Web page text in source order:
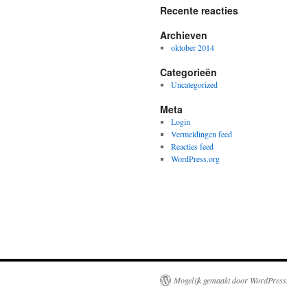
Recente reacties
Archieven
oktober 2014
Categorieën
Uncategorized
Meta
Login
Vermeldingen feed
Reacties feed
WordPress.org
Mogelijk gemaakt door WordPress.